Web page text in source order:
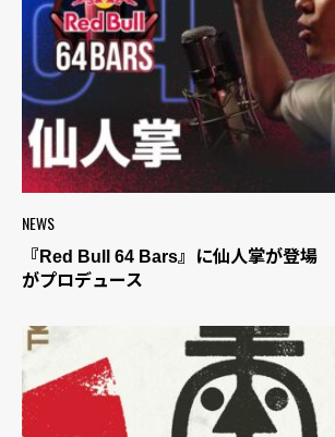
NEWS
『Red Bull 64 Bars』に仙人掌が登場
がプロデュース